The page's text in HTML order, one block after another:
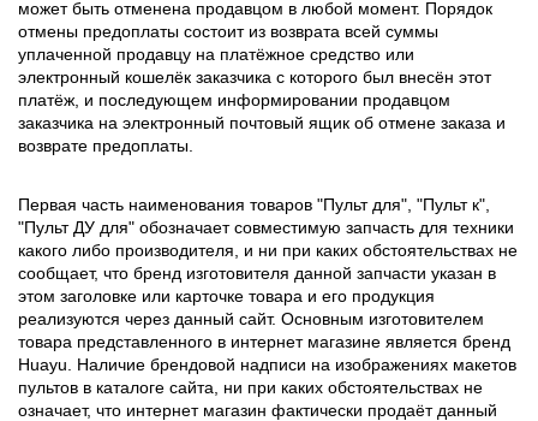
может быть отменена продавцом в любой момент. Порядок
отмены предоплаты состоит из возврата всей суммы
уплаченной продавцу на платёжное средство или
электронный кошелёк заказчика с которого был внесён этот
платёж, и последующем информировании продавцом
заказчика на электронный почтовый ящик об отмене заказа и
возврате предоплаты.
Первая часть наименования товаров "Пульт для", "Пульт к",
"Пульт ДУ для" обозначает совместимую запчасть для техники
какого либо производителя, и ни при каких обстоятельствах не
сообщает, что бренд изготовителя данной запчасти указан в
этом заголовке или карточке товара и его продукция
реализуются через данный сайт. Основным изготовителем
товара представленного в интернет магазине является бренд
Huayu. Наличие брендовой надписи на изображениях макетов
пультов в каталоге сайта, ни при каких обстоятельствах не
означает, что интернет магазин фактически продаёт данный